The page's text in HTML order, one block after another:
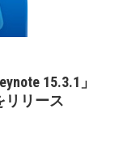
15.3.1」
リリース